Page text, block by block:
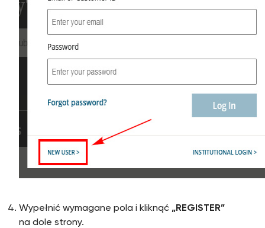
Wypełnić wymagane pola i kliknąć „REGISTER”
na dole strony.